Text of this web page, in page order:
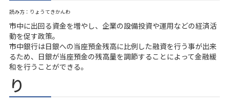
読み方：りょうてきかんわ
市中に出回る資金を増やし、企業の設備投資や運用などの経済活
動を促す政策。
市中銀行は日銀への当座預金残高に比例した融資を行う事が出来
るため、日銀が当座預金の残高量を調節することによって金融緩
和を行うことができる。
り